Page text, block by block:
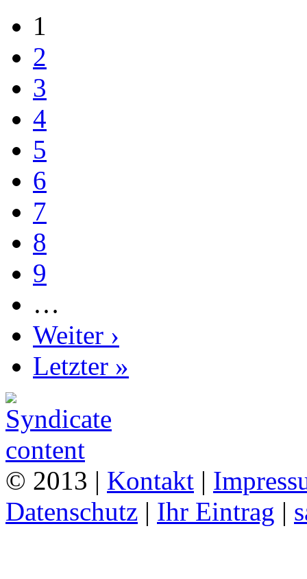
1
2
3
4
5
6
7
8
9
…
Weiter ›
Letzter »
© 2013 | Kontakt |
Datenschutz | Ihr Eintrag |